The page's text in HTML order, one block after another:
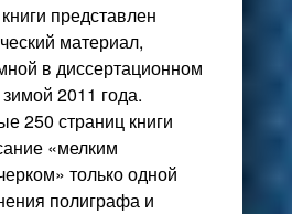
представлен
материал,
в диссертационном
2011 года.
250 страниц книги
«мелким
только одной
полиграфаи